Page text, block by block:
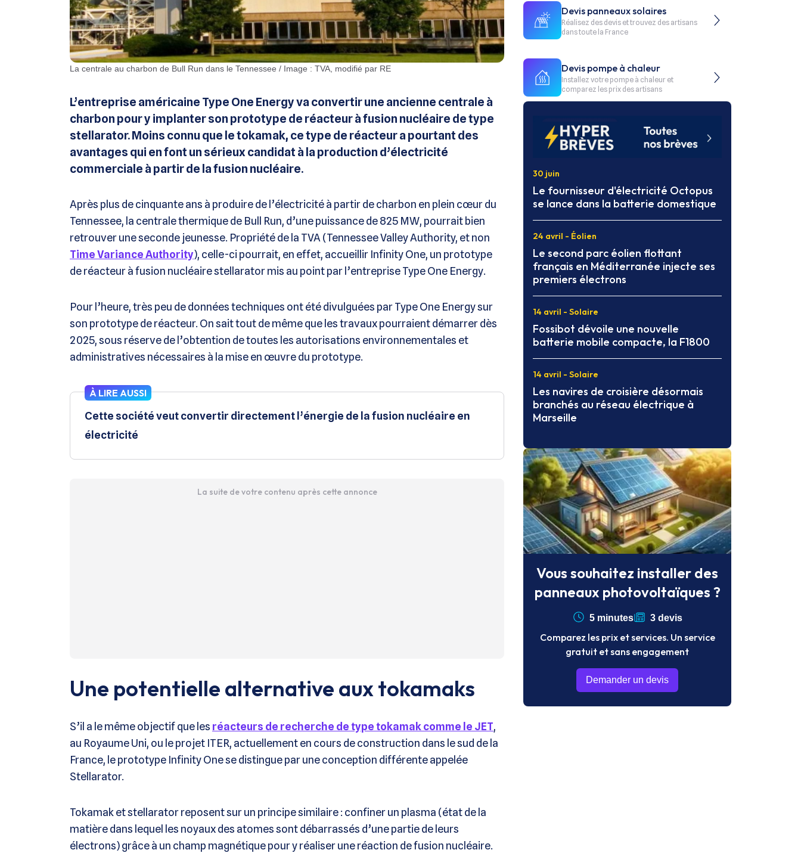
La centrale au charbon de Bull Run dans le Tennessee / Image : TVA, modifié par RE
L’entreprise américaine Type One Energy va convertir une ancienne centrale à
charbon pour y implanter son prototype de réacteur à fusion nucléaire de type
stellarator. Moins connu que le tokamak, ce type de réacteur a pourtant des
avantages qui en font un sérieux candidat à la production d’électricité
commerciale à partir de la fusion nucléaire.
Après plus de cinquante ans à produire de l’électricité à partir de charbon en plein cœur du
Tennessee, la centrale thermique de Bull Run, d’une puissance de 825 MW, pourrait bien
retrouver une seconde jeunesse. Propriété de la TVA (Tennessee Valley Authority, et non
Time Variance Authority), celle-ci pourrait, en effet, accueillir Infinity One, un prototype
de réacteur à fusion nucléaire stellarator mis au point par l’entreprise Type One Energy.
Pour l’heure, très peu de données techniques ont été divulguées par Type One Energy sur
son prototype de réacteur. On sait tout de même que les travaux pourraient démarrer dès
2025, sous réserve de l’obtention de toutes les autorisations environnementales et
administratives nécessaires à la mise en œuvre du prototype.
À LIRE AUSSI
Cette société veut convertir directement l’énergie de la fusion nucléaire en
électricité
La suite de votre contenu après cette annonce
Une potentielle alternative aux tokamaks
S’il a le même objectif que les réacteurs de recherche de type tokamak comme le JET,
au Royaume Uni, ou le projet ITER, actuellement en cours de construction dans le sud de la
France, le prototype Infinity One se distingue par une conception différente appelée
Stellarator.
Tokamak et stellarator reposent sur un principe similaire : confiner un plasma (état de la
matière dans lequel les noyaux des atomes sont débarrassés d’une partie de leurs
électrons) grâce à un champ magnétique pour y réaliser une réaction de fusion nucléaire.
Devis panneaux solaires
Réalisez des devis et trouvez des artisans
dans toute la France
Devis pompe à chaleur
Installez votre pompe à chaleur et
comparez les prix des artisans
30 juin
Le fournisseur d'électricité Octopus
se lance dans la batterie domestique
24 avril - Éolien
Le second parc éolien flottant
français en Méditerranée injecte ses
premiers électrons
14 avril - Solaire
Fossibot dévoile une nouvelle
batterie mobile compacte, la F1800
14 avril - Solaire
Les navires de croisière désormais
branchés au réseau électrique à
Marseille
Vous souhaitez installer des
panneaux photovoltaïques ?
5 minutes 3 devis
Comparez les prix et services. Un service
gratuit et sans engagement
Demander un devis